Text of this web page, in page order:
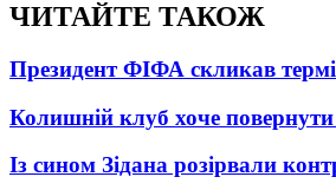
ЧИТАЙТЕ ТАКОЖ
Президент ФІФА скликав
Колишній клуб хоче
Із сином Зідана розірвали